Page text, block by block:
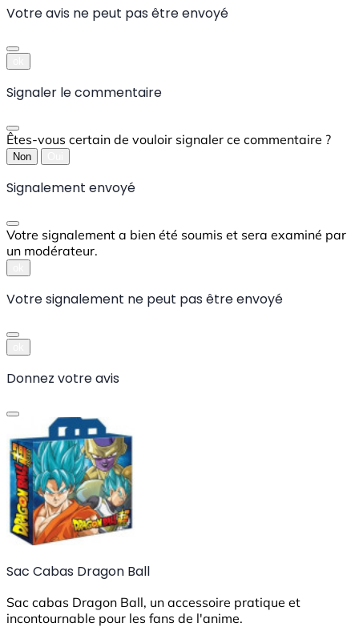
Votre avis ne peut pas être envoyé
Signaler le commentaire
Êtes-vous certain de vouloir signaler ce commentaire ?
Non
Signalement envoyé
Votre signalement a bien été soumis et sera examiné par
un modérateur.
Votre signalement ne peut pas être envoyé
Donnez votre avis
Sac Cabas Dragon Ball
Sac cabas Dragon Ball, un accessoire pratique et
incontournable pour les fans de l'anime.